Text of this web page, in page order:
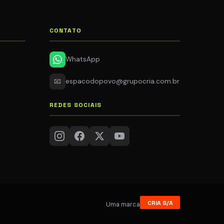
CONTATO
WhatsApp
📧 espacodopovo@grupocria.com.br
REDES SOCIAIS
Uma marca CRIA S/A